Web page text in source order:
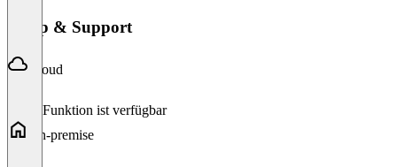
Setup & Support
Cloud
Diese Funktion ist verfügbar
On-premise